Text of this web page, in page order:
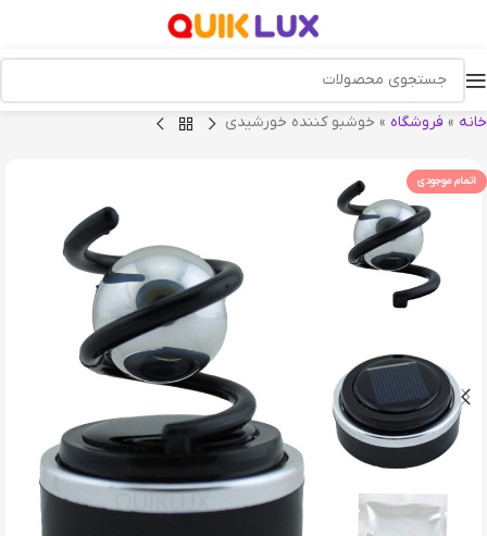
خانه » فروشگاه » خوشبو کننده خورشیدی
اتمام موجودی